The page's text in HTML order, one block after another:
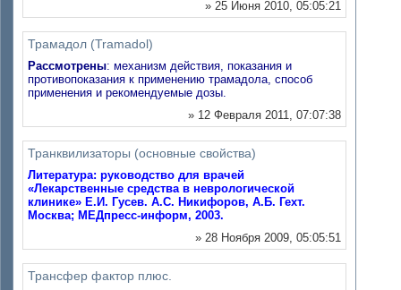
» 25 Июня 2010, 05:05:21
Трамадол (Tramadol)
Рассмотрены: механизм действия, показания и
противопоказания к применению трамадола, способ
применения и рекомендуемые дозы.
» 12 Февраля 2011, 07:07:38
Транквилизаторы (основные свойства)
Литература: руководство для врачей
«Лекарственные средства в неврологической
клинике» Е.И. Гусев. А.С. Никифоров, А.Б. Гехт.
Москва; МЕДпресс-информ, 2003.
» 28 Ноября 2009, 05:05:51
Трансфер фактор плюс.